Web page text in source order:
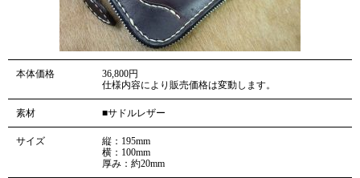
本体価格
36,800円
仕様内容により販売価格は変動します。
素材 ■サドルレザー
サイズ
縦：195mm
横：100mm
厚み：約20mm